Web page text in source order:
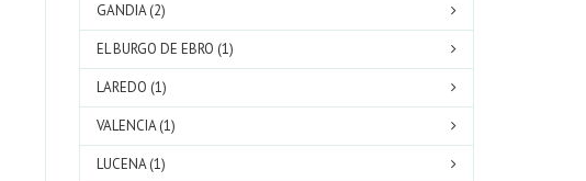
GANDIA (2)
EL BURGO DE EBRO (1)
LAREDO (1)
VALENCIA (1)
LUCENA (1)